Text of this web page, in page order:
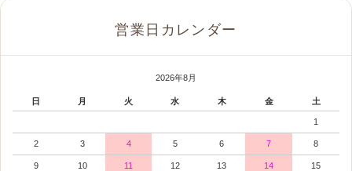
営業日カレンダー
2026年8月
日 月 火 水 木 金 土
1
2 3 4 5 6 7 8
9 10 11 12 13 14 15